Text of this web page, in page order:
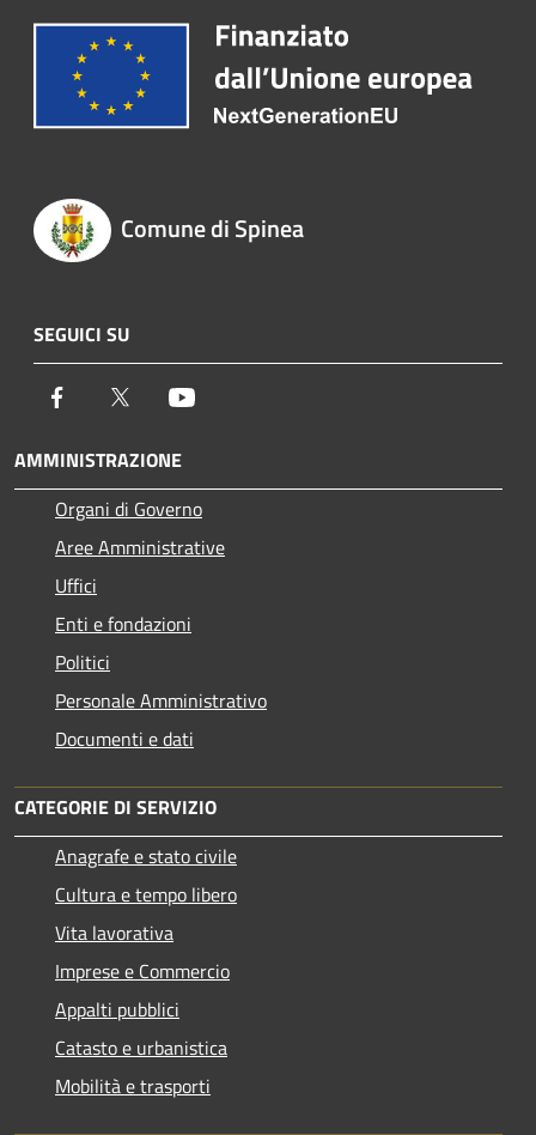
Comune di Spinea
SEGUICI SU
Facebook Twitter
AMMINISTRAZIONE
Organi di Governo
Aree Amministrative
Uffici
Enti e fondazioni
Politici
Personale Amministrativo
Documenti e dati
CATEGORIE DI SERVIZIO
Anagrafe e stato civile
Cultura e tempo libero
Vita lavorativa
Imprese e Commercio
Appalti pubblici
Catasto e urbanistica
Mobilità e trasporti